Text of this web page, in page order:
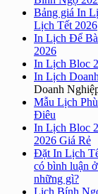
Bảng giá In
Lịch Tết 2026
In Lịch Để
2026
In Lịch Bloc
In Lịch
Doanh
Mẫu Lịch
Điêu
In Lịch Bloc
2026 Giá Rẻ
Đặt In Lịch
có bình luận
những gì?